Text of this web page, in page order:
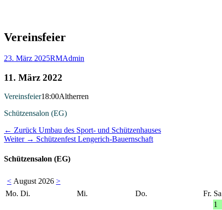
Vereinsfeier
Veröffentlicht
23. März 2025Autor
RMAdmin
11. März 2022
Vereinsfeier18:00Altherren
Schützensalon (EG)
Beitragsnavigation
← Zurück Vorheriger
Beitrag:
Umbau des Sport- und Schützenhauses
Weiter → Nächster
Schützenfest Lengerich-Bauernschaft
Schützensalon (EG)
< August 2026 >
Mo. Di. Mi. Do. Fr.
1